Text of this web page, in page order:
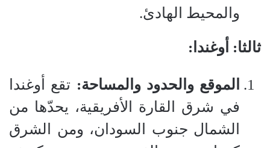
والمحيط الهادئ.
ثالثا: أوغندا:
الموقع والحدود والمساحة: تقع أوغندا
في شرق القارة الأفريقية، يحدّها من
الشمال جنوب السودان، ومن الشرق